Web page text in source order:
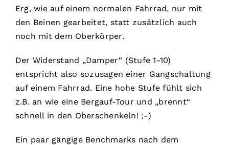
Erg, wie auf einem normalen Fahrrad, nur mit
den Beinen gearbeitet, statt zusätzlich auch
noch mit dem Oberkörper.
Der Widerstand „Damper“ (Stufe 1-10)
entspricht also sozusagen einer Gangschaltung
auf einem Fahrrad. Eine hohe Stufe fühlt sich
z.B. an wie eine Bergauf-Tour und „brennt“
schnell in den Oberschenkeln! ;-)
Ein paar gängige Benchmarks nach dem